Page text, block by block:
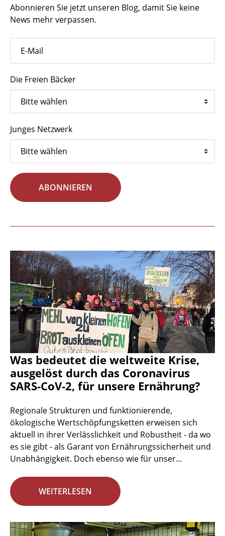
Abonnieren Sie jetzt unseren Blog, damit Sie keine
News mehr verpassen.
Die Freien Bäcker
Junges Netzwerk
ABONNIEREN
Was bedeutet die weltweite Krise,
ausgelöst durch das Coronavirus
SARS-CoV-2, für unsere Ernährung?
Regionale Strukturen und funktionierende,
ökologische Wertschöpfungsketten erweisen sich
aktuell in ihrer Verlässlichkeit und Robustheit - da wo
es sie gibt - als Garant von Ernährungssicherheit und
Unabhängigkeit. Doch ebenso wie für unser...
WEITERLESEN